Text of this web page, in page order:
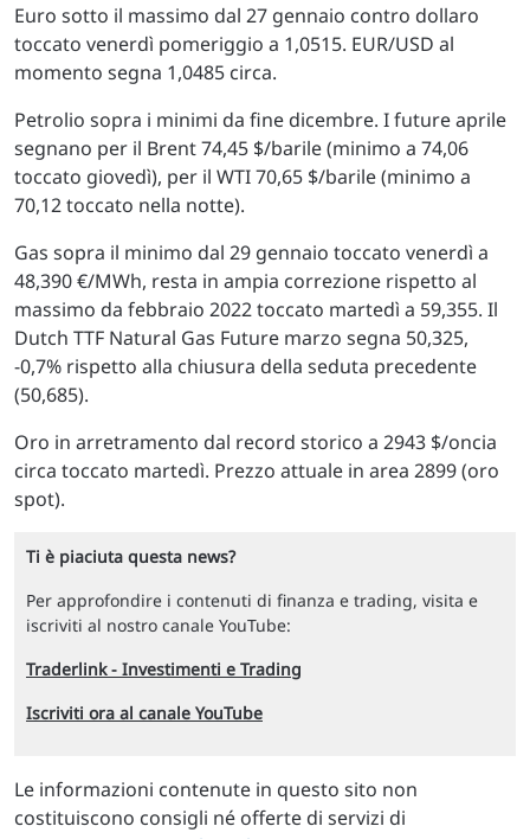
Euro sotto il massimo dal 27 gennaio contro dollaro
toccato venerdì pomeriggio a 1,0515. EUR/USD al
momento segna 1,0485 circa.
Petrolio sopra i minimi da fine dicembre. I future aprile
segnano per il Brent 74,45 $/barile (minimo a 74,06
toccato giovedì), per il WTI 70,65 $/barile (minimo a
70,12 toccato nella notte).
Gas sopra il minimo dal 29 gennaio toccato venerdì a
48,390 €/MWh, resta in ampia correzione rispetto al
massimo da febbraio 2022 toccato martedì a 59,355. Il
Dutch TTF Natural Gas Future marzo segna 50,325,
-0,7% rispetto alla chiusura della seduta precedente
(50,685).
Oro in arretramento dal record storico a 2943 $/oncia
circa toccato martedì. Prezzo attuale in area 2899 (oro
spot).
Ti è piaciuta questa news?
Per approfondire i contenuti di finanza e trading, visita e
iscriviti al nostro canale YouTube:
Traderlink - Investimenti e Trading
Iscriviti ora al canale YouTube
Le informazioni contenute in questo sito non
costituiscono consigli né offerte di servizi di